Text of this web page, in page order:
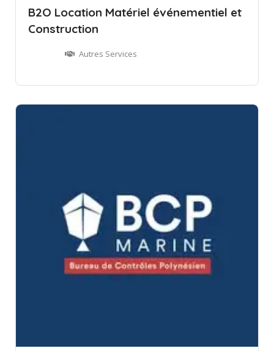
B2O Location Matériel événementiel et
Construction
Autres Services